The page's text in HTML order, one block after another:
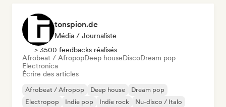
tonspion.de
Média / Journaliste
> 3500 feedbacks réalisés
Afrobeat / AfropopDeep houseDiscoDream pop
Electronica
Écrire des articles
Afrobeat / Afropop Deep house
Dream pop
Electropop
Indie pop Indie rock
Nu-disco / Italo